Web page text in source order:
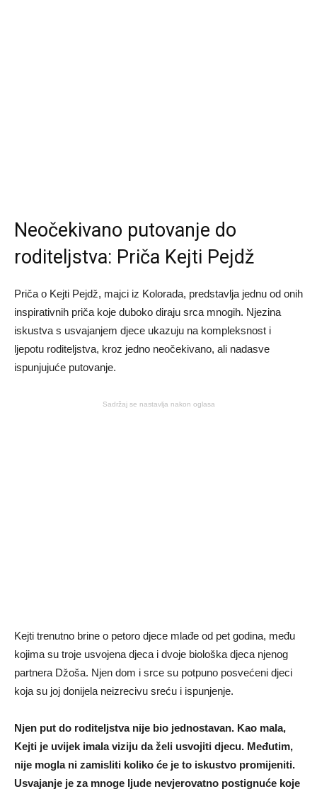
Neočekivano putovanje do
roditeljstva: Priča Kejti Pejdž
Priča o Kejti Pejdž, majci iz Kolorada, predstavlja jednu od onih
inspirativnih priča koje duboko diraju srca mnogih. Njezina
iskustva s usvajanjem djece ukazuju na kompleksnost i
ljepotu roditeljstva, kroz jedno neočekivano, ali nadasve
ispunjujuće putovanje.
Sadržaj se nastavlja nakon oglasa
Kejti trenutno brine o petoro djece mlađe od pet godina, među
kojima su troje usvojena djeca i dvoje biološka djeca njenog
partnera Džoša. Njen dom i srce su potpuno posvećeni djeci
koja su joj donijela neizrecivu sreću i ispunjenje.
Njen put do roditeljstva nije bio jednostavan. Kao mala,
Kejti je uvijek imala viziju da želi usvojiti djecu. Međutim,
nije mogla ni zamisliti koliko će je to iskustvo promijeniti.
Usvajanje je za mnoge ljude nevjerovatno postignuće koje